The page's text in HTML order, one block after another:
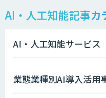
AI・人工知能記事カ
AI・人工知能サービス
業態業種別AI導入活用